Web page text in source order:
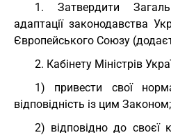
1. Затвердити
адаптації законодавства
Європейського Союзу
2. Кабінету Міністрів
1) привести свої
відповідність із цим Законом;
2) відповідно до своєї